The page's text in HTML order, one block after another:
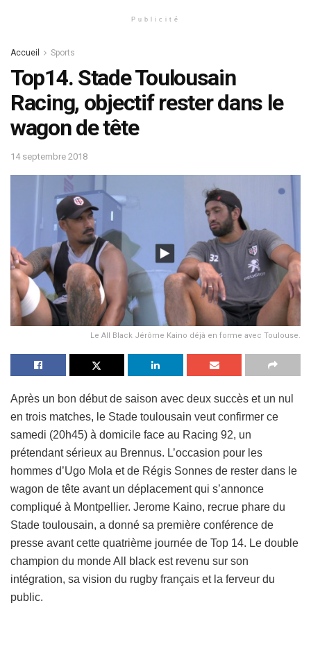
Publicité
Accueil Sports
Top14. Stade Toulousain
Racing, objectif rester dans le
wagon de tête
14 septembre 2018
Le All Black Jérôme Kaino déjà en forme avec Toulouse.
Après un bon début de saison avec deux succès et un nul
en trois matches, le Stade toulousain veut confirmer ce
samedi (20h45) à domicile face au Racing 92, un
prétendant sérieux au Brennus. L’occasion pour les
hommes d’Ugo Mola et de Régis Sonnes de rester dans le
wagon de tête avant un déplacement qui s’annonce
compliqué à Montpellier. Jerome Kaino, recrue phare du
Stade toulousain, a donné sa première conférence de
presse avant cette quatrième journée de Top 14. Le double
champion du monde All black est revenu sur son
intégration, sa vision du rugby français et la ferveur du
public.